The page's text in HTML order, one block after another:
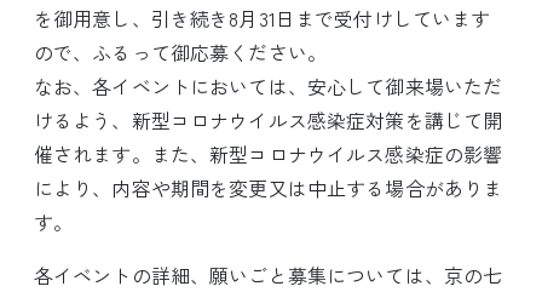
を御用意し、引き続き8月31日まで受付けしています
ので、ふるって御応募ください。
なお、各イベントにおいては、安心して御来場いただ
けるよう、新型コロナウイルス感染症対策を講じて開
催されます。また、新型コロナウイルス感染症の影響
により、内容や期間を変更又は中止する場合がありま
す。
各イベントの詳細、願いごと募集については、京の七